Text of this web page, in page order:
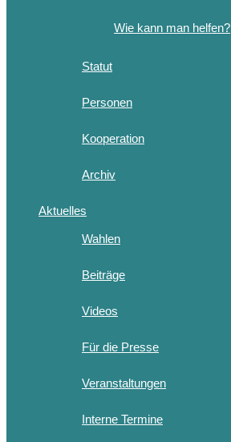
Wie kann man helfen?
Statut
Personen
Kooperation
Archiv
Aktuelles
Wahlen
Beiträge
Videos
Für die Presse
Veranstaltungen
Interne Termine